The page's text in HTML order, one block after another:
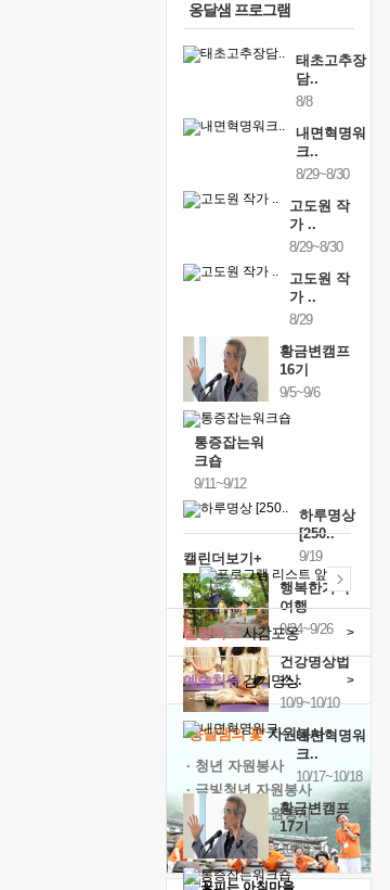
거울 속의 나
옹달샘 프로그램
태초고추장
담..
8/8
내면혁명워
크..
8/29~8/30
고도원 작
가 ..
8/29~8/30
고도원 작
가 ..
8/29
황금변캠프
16기
9/5~9/6
통증잡는워
크숍
9/11~9/12
하루명상
[250..
9/19
행복한가족
여행
9/24~9/26
건강명상법
스..
10/9~10/10
내면혁명워
크..
10/17~10/18
황금변캠프
17기
10/30~10/31
캘린더보기+
예술치유걷기명상 >
힐링허그사감포옹 >
'옹달샘의 꽃'자원봉사
· 청년 자원봉사
· 금빛청년 자원봉사
· 음식연구 자원봉사